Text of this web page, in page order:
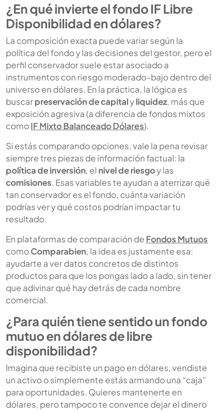
¿En qué invierte el fondo IF Libre
Disponibilidad en dólares?
La composición exacta puede variar según la
política del fondo y las decisiones del gestor, pero el
perfil conservador suele estar asociado a
instrumentos con riesgo moderado-bajo dentro del
universo en dólares. En la práctica, la lógica es
buscarpreservación de capitalyliquidez, más que
exposición agresiva (a diferencia de fondos mixtos
comoIF Mixto Balanceado Dólares).
Si estás comparando opciones, vale la pena revisar
siempre tres piezas de información factual: la
política de inversión, el nivel de riesgoy las
comisiones. Esas variables te ayudan a aterrizar qué
tan conservador es el fondo, cuánta variación
podrías ver y qué costos podrían impactar tu
resultado.
En plataformas de comparación de Fondos Mutuos
comoComparabien, la idea es justamente esa:
ayudarte a ver datos concretos de distintos
productos para que los pongas lado a lado, sin tener
que adivinar qué hay detrás de cada nombre
comercial.
¿Para quién tiene sentido un fondo
mutuo en dólares de libre
disponibilidad?
Imagina que recibiste un pago en dólares, vendiste
un activo o simplemente estás armando una “caja”
para oportunidades. Quieres mantenerte en
dólares, pero tampoco te convence dejar el dinero